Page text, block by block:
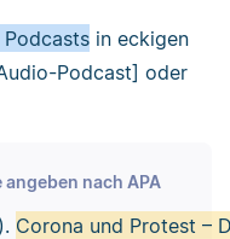
in eckigen
Podcast] oder
nach APA
Corona und Protest –